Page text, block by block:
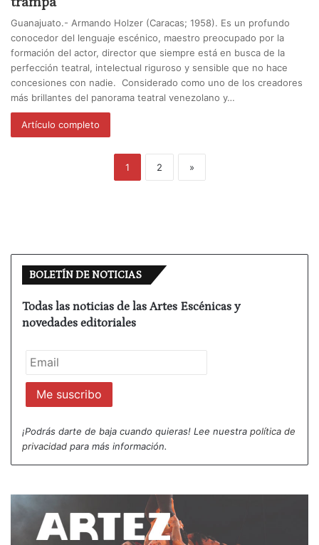
Guanajuato.- Armando Holzer (Caracas; 1958). Es un profundo
conocedor del lenguaje escénico, maestro preocupado por la
formación del actor, director que siempre está en busca de la
perfección teatral, intelectual riguroso y sensible que no hace
concesiones con nadie. Considerado como uno de los creadores
más brillantes del panorama teatral venezolano y…
Artículo completo
1 2 »
BOLETÍN DE NOTICIAS
Todas las noticias de las Artes Escénicas y
novedades editoriales
¡Podrás darte de baja cuando quieras! Lee nuestra política de
privacidad para más información.